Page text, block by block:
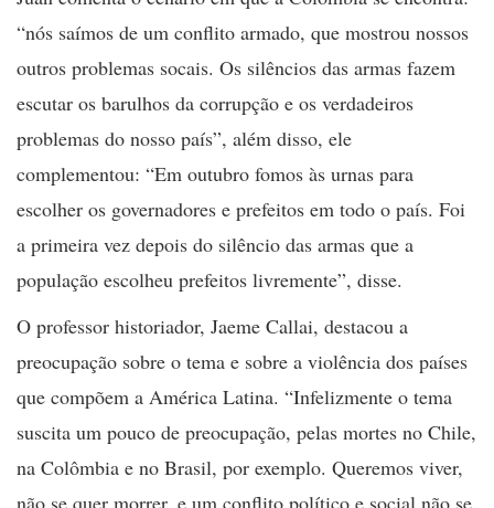
“nós saímos de um conflito armado, que mostrou nossos
outros problemas socais. Os silêncios das armas fazem
escutar os barulhos da corrupção e os verdadeiros
problemas do nosso país”, além disso, ele
complementou: “Em outubro fomos às urnas para
escolher os governadores e prefeitos em todo o país. Foi
a primeira vez depois do silêncio das armas que a
população escolheu prefeitos livremente”, disse.
O professor historiador, Jaeme Callai, destacou a
preocupação sobre o tema e sobre a violência dos países
que compõem a América Latina. “Infelizmente o tema
suscita um pouco de preocupação, pelas mortes no Chile,
na Colômbia e no Brasil, por exemplo. Queremos viver,